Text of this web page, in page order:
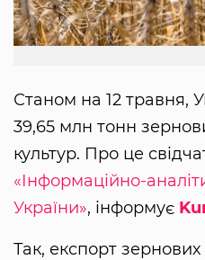
Станом на 12 травня,
39,65 млн тонн
культур. Про це
«Інформаційно-
України», інформує
Так, експорт